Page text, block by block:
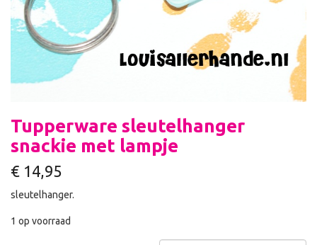
Tupperware sleutelhanger
snackie met lampje
€ 14,95
sleutelhanger.
1 op voorraad